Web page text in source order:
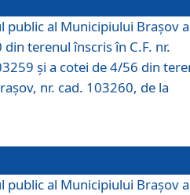
public al Municipiului Braşov a
terenul înscris în C.F. nr.
și a cotei de 4/56 din
nr. cad. 103260, de la
public al Municipiului Braşov a